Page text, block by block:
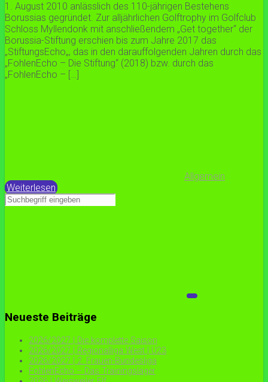
1. August 2010 anlässlich des 110-jährigen Bestehens
Borussias gegründet. Zur alljährlichen Golftrophy im Golfclub
Schloss Myllendonk mit anschließendem „Get together“ der
Borussia-Stiftung erschien bis zum Jahre 2017 das
„StiftungsEcho„, das in den darauffolgenden Jahren durch das
„FohlenEcho – Die Stiftung“ (2018) bzw. durch das
„FohlenEcho – […]
Allgemein
Weiterlesen
Neueste Beiträge
2026/2027 | Die komplette Saison
2026/2027 | Regionalliga West | U23
2026/2027 | 2. Frauen-Bundesliga
FohlenEcho – Das Trainingslager